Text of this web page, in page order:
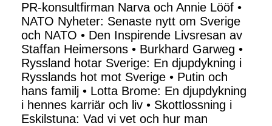
PR-konsultfirman Narva och Annie Lööf •
NATO Nyheter: Senaste nytt om Sverige
och NATO • Den Inspirende Livsresan av
Staffan Heimersons • Burkhard Garweg •
Ryssland hotar Sverige: En djupdykning i
Rysslands hot mot Sverige • Putin och
hans familj • Lotta Brome: En djupdykning
i hennes karriär och liv • Skottlossning i
Eskilstuna: Vad vi vet och hur man